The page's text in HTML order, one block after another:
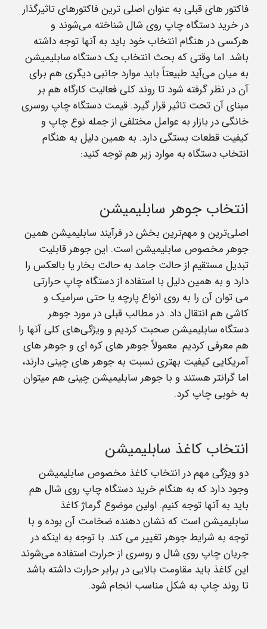
فاکتور های قبلی به عنوان اصلی ترین فاکتورهای تاثیرگذار
در خرید دستگاه چاپ روی شال شناخته می‌شوند و
هرکسی در هنگام انتخاب خود باید به آنها توجه داشته
باشد. اما وقتی که بحث انتخاب یک دستگاه سابلیمیشن
به میان می‌آید طبیعتاً باید موارد جانبی دیگری هم برای
آن در نظر گرفته شود تا روند کلی فعالیت کارگاه هم بر
مبنای آن تحت تاثیر قرار گیرد. قیمت دستگاه چاپ روسری
خانگی در بازار به عوامل مختلفی از جمله نوع چاپ و
کیفیت قطعات بستگی دارد. به همین دلیل به هنگام
انتخاب دستگاه به موارد زیر هم توجه کنید:
انتخاب جوهر سابلیمیشن
اصلی‌ترین و مهم‌ترین بخش در فرآیند سابلیمیشن همین
جوهر مخصوص سابلیمیشن است. این جوهر قابلیت
تبدیل مستقیم از حالت جامد به حالت بخار یا بالعکس را
دارد و به همین دلیل با استفاده از دستگاه چاپ حرارتی
می توان آن را به روی انواع پارچه یا حتی سرامیک و
کاشی هم انتقال داد. در مطالب قبلی در مورد جوهر
دستگاه سابلیمیشن صحبت کردیم و ویژگی‌های کلی آنها را
هم معرفی کردیم. معمولاً جوهر های کره ای و جوهر های
آمریکایی کیفیت بهتری نسبت به جوهر های چینی دارند،
اما گرانتر هستند و با جوهر سابلیمیشن چینی هم میتوان
به خوبی چاپ کرد.
انتخاب کاغذ سابلیمیشن
دو ویژگی مهم در انتخاب کاغذ مخصوص سابلیمیشن
وجود دارد که به هنگام خرید دستگاه چاپ روی شال هم
باید به آنها توجه کنیم. اولین موضوع گرماژ کاغذ
سابلیمیشن است که نشان دهنده ضخامت آن بوده و با
توجه به شرایط جوهر تغییر می کند. با توجه به اینکه در
جریان چاپ روی شال و روسری از حرارت استفاده می‌شوند
این کاغذ باید مقاومت بالایی در برابر حرارت داشته باشد
تا روند چاپ به شکل مناسب انجام شود.